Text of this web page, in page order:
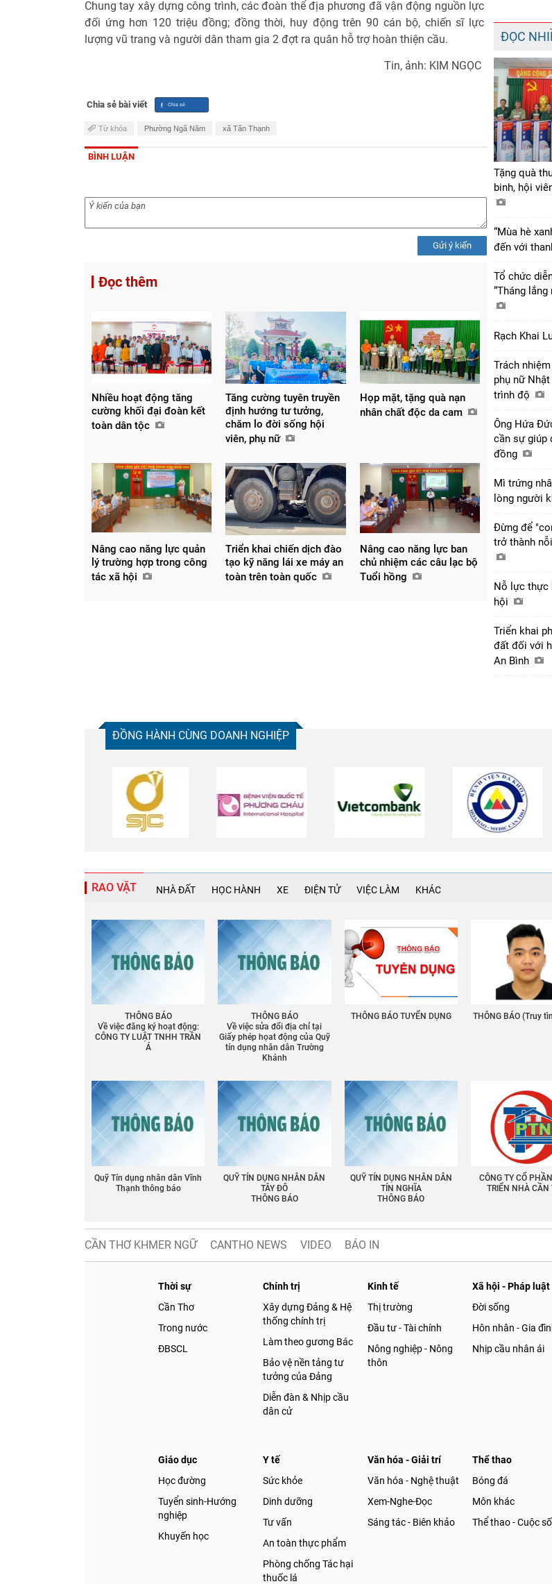
Chung tay xây dựng công trình, các đoàn thể địa phương đã vận động nguồn lực
đối ứng hơn 120 triệu đồng; đồng thời, huy động trên 90 cán bộ, chiến sĩ lực
lượng vũ trang và người dân tham gia 2 đợt ra quân hỗ trợ hoàn thiện cầu.
Tin, ảnh: KIM NGỌC
Chia sẻ bài viết
Facebook
Từ khóa Phường Ngã Năm xã Tân Thạnh
BÌNH LUẬN
Gửi ý kiến
Đọc thêm
Nhiều hoạt động tăng
cường khối đại đoàn kết
toàn dân tộc
Tăng cường tuyên truyền
định hướng tư tưởng,
chăm lo đời sống hội
viên, phụ nữ
Họp mặt, tặng quà nạn
nhân chất độc da cam
Nâng cao năng lực quản
lý trường hợp trong công
tác xã hội
Triển khai chiến dịch đào
tạo kỹ năng lái xe máy an
toàn trên toàn quốc
Nâng cao năng lực ban
chủ nhiệm các câu lạc bộ
Tuổi hồng
ĐỌC
Tặng quà
binh, hội
“Mùa hè
đến với
Tổ chức
“Tháng lắng
Rạch Khai
Trách
phụ nữ
trình độ
Ông Hứa
cần sự giúp
đồng
Mì trứng
lòng người
Đừng để
trở thành
Nỗ lực thực
hội
Triển khai
đất đối với
An Bình
ĐỒNG HÀNH CÙNG DOANH NGHIỆP
RAO VẶT NHÀ ĐẤT HỌC HÀNH XE ĐIỆN TỬ VIỆC LÀM KHÁC
THÔNG BÁO
Về việc đăng ký hoạt động:
CÔNG TY LUẬT TNHH TRẦN
Á
THÔNG BÁO
Về việc sửa đổi địa chỉ tại
Giấy phép họat động của Quỹ
tín dụng nhân dân Trường
Khánh
THÔNG BÁO TUYỂN DỤNG THÔNG BÁO (Truy
Quỹ Tín dụng nhân dân Vĩnh
Thạnh thông báo
QUỸ TÍN DỤNG NHÂN DÂN
TÂY ĐÔ
THÔNG BÁO
QUỸ TÍN DỤNG NHÂN DÂN
TÍN NGHĨA
THÔNG BÁO
CÔNG TY CỔ
TRIỂN NHÀ CẦN
CẦN THƠ KHMER NGỮ CANTHO NEWS VIDEO BÁO IN
Thời sự
Cần Thơ
Trong nước
ĐBSCL
Chính trị
Xây dựng Đảng & Hệ
thống chính trị
Làm theo gương Bác
Bảo vệ nền tảng tư
tưởng của Đảng
Diễn đàn & Nhịp cầu
dân cử
Kinh tế
Thị trường
Đầu tư - Tài chính
Nông nghiệp - Nông
thôn
Xã hội - Pháp luật
Đời sống
Hôn nhân - Gia
Nhịp cầu nhân ái
Giáo dục
Học đường
Tuyển sinh-Hướng
nghiệp
Khuyến học
Y tế
Sức khỏe
Dinh dưỡng
Tư vấn
An toàn thực phẩm
Phòng chống Tác hại
thuốc lá
Văn hóa - Giải trí
Văn hóa - Nghệ thuật
Xem-Nghe-Đọc
Sáng tác - Biên khảo
Thể thao
Bóng đá
Môn khác
Thể thao - Cuộc